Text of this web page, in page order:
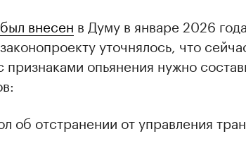
был внесен в Думу в январе 2026
уточнялось, что
признаками опьянения нужно
об отстранении от управления